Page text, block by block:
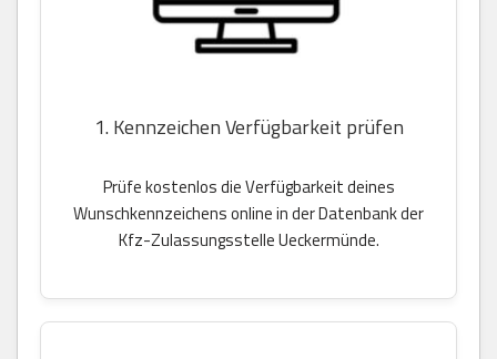
1. Kennzeichen Verfügbarkeit prüfen
Prüfe kostenlos die Verfügbarkeit deines
Wunschkennzeichens online in der Datenbank der
Kfz-Zulassungsstelle Ueckermünde.